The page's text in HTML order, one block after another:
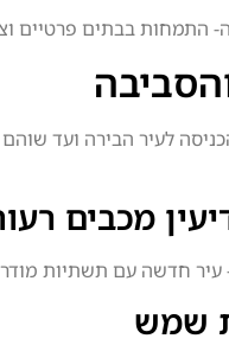
התמחות בבתים פרטיים
מכבים
עיר חדשה עם תשתיות
שמש